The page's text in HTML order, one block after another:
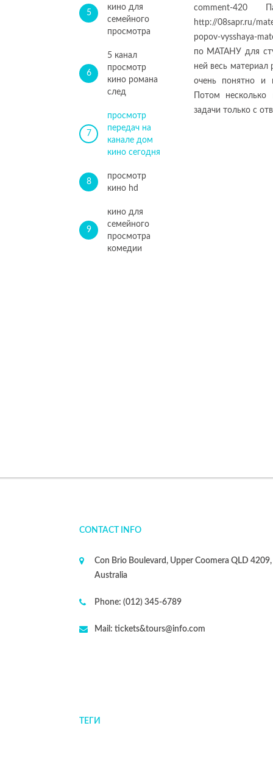
5
кино для
семейного
просмотра
6
5 канал
просмотр
кино романа
след
7
просмотр
передач на
канале дом
кино сегодня
8
просмотр
кино hd
9
кино для
семейного
просмотра
комедии
comment-
http://08sapr.ru/
popov-vysshaya-
по МАТАНУ для
ней весь материал
очень понятно и
Потом
задачи только с
CONTACT INFO
Con Brio Boulevard, Upper Coomera QLD 4209,
Australia
Phone: (012) 345-6789
Mail: tickets&tours@info.com
ТЕГИ